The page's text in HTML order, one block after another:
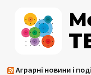
Аграрні новини і